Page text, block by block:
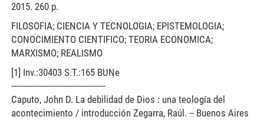
2015. 260 p.
FILOSOFIA; CIENCIA Y TECNOLOGIA; EPISTEMOLOGIA;
CONOCIMIENTO CIENTIFICO; TEORIA ECONOMICA;
MARXISMO; REALISMO
[1] Inv.:30403 S.T.:165 BUNe
----------------------------------------
Caputo, John D. La debilidad de Dios : una teología del
acontecimiento / introducción Zegarra, Raúl. -- Buenos Aires